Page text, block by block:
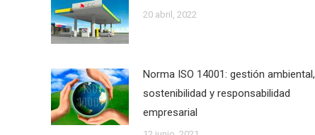
20 abril, 2022
Norma ISO 14001: gestión ambiental,
sostenibilidad y responsabilidad
empresarial